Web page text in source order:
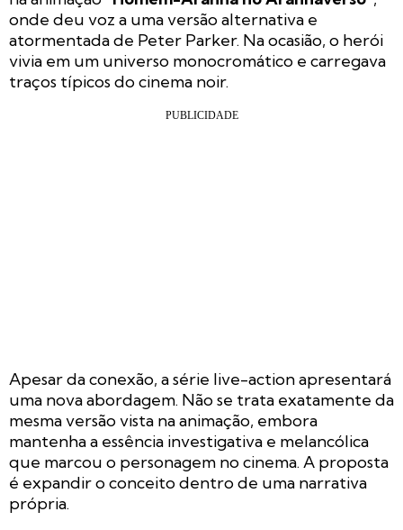
onde deu voz a uma versão alternativa e
atormentada de Peter Parker. Na ocasião, o herói
vivia em um universo monocromático e carregava
traços típicos do cinema noir.
Apesar da conexão, a série live-action apresentará
uma nova abordagem. Não se trata exatamente da
mesma versão vista na animação, embora
mantenha a essência investigativa e melancólica
que marcou o personagem no cinema. A proposta
é expandir o conceito dentro de uma narrativa
própria.